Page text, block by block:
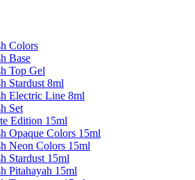
Colors
Base
Top Gel
Stardust 8ml
Electric Line 8ml
Set
Edition 15ml
Opaque Colors 15ml
Neon Colors 15ml
Stardust 15ml
Pitahayah 15ml